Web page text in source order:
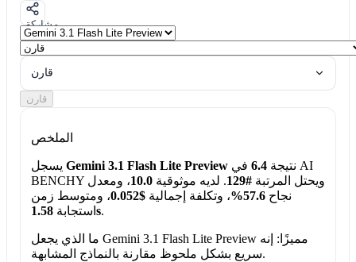
مشاركة
قارن
قارن
الملخص
Gemini 3.1 Flash Lite Preview نتيجة6.4 في AI
BENCHY ويحتل المرتبة#129 . لديه موثوقية10.0، ومعدل
نجاح57.6% ، وتكلفة إجمالية$0.052
، ومتوسط زمن
استجابة 1.58s.
ما الذي يجعل Gemini 3.1 Flash Lite Preview مميزًا: إنه
سريع بشكل ملحوظ مقارنة بالنماذج المشابهة.